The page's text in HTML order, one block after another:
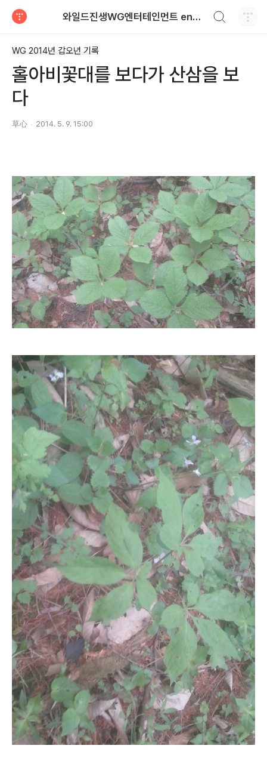
와일드진생WG엔터테인먼트 entertainment
WG 2014년 갑오년 기록
홀아비꽃대를 보다가 산삼을 보
다
草心 2014. 5. 9. 15:00